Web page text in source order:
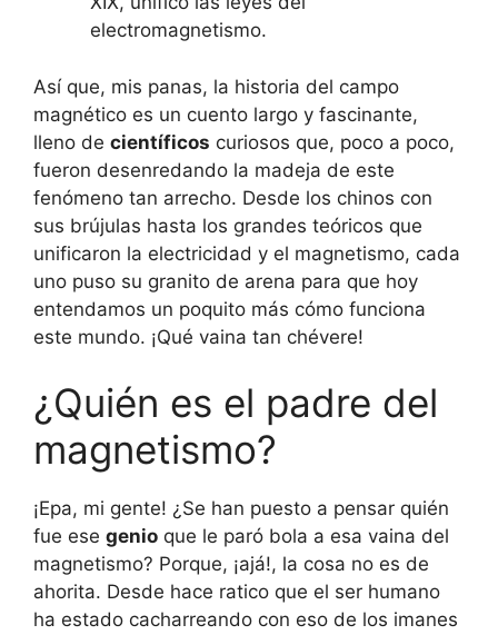
electromagnetismo.
Así que, mis panas, la historia del campo
magnético es un cuento largo y fascinante,
lleno de científicos curiosos que, poco a poco,
fueron desenredando la madeja de este
fenómeno tan arrecho. Desde los chinos con
sus brújulas hasta los grandes teóricos que
unificaron la electricidad y el magnetismo, cada
uno puso su granito de arena para que hoy
entendamos un poquito más cómo funciona
este mundo. ¡Qué vaina tan chévere!
¿Quién es el padre del
magnetismo?
¡Epa, mi gente! ¿Se han puesto a pensar quién
fue ese genio que le paró bola a esa vaina del
magnetismo? Porque, ¡ajá!, la cosa no es de
ahorita. Desde hace ratico que el ser humano
ha estado cacharreando con eso de los imanes